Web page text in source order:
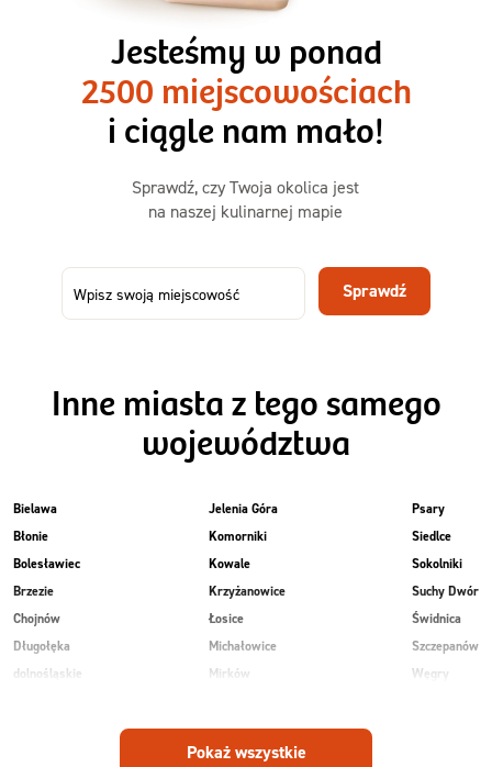
1500kcal - 2250kcal
3 sycące posiłki o większej objętości. Mniej dań,
ta sama wygoda!
50,31 zł
73,99
-32%
Menu
Jesteśmy w ponad
2500 miejscowościach
i ciągle nam mało!
Sprawdź, czy Twoja okolica jest
na naszej kulinarnej mapie
Sprawdź
Inne miasta z tego samego
województwa
Bielawa
Błonie
Bolesławiec
Brzezie
Chojnów
Długołęka
dolnośląskie
Jelenia Góra
Komorniki
Kowale
Krzyżanowice
Łosice
Michałowice
Mirków
Piekary
Piotrowice
Psary
Siedlce
Sokolniki
Suchy Dwór
Świdnica
Szczepanów
Węgry
Pokaż wszystkie